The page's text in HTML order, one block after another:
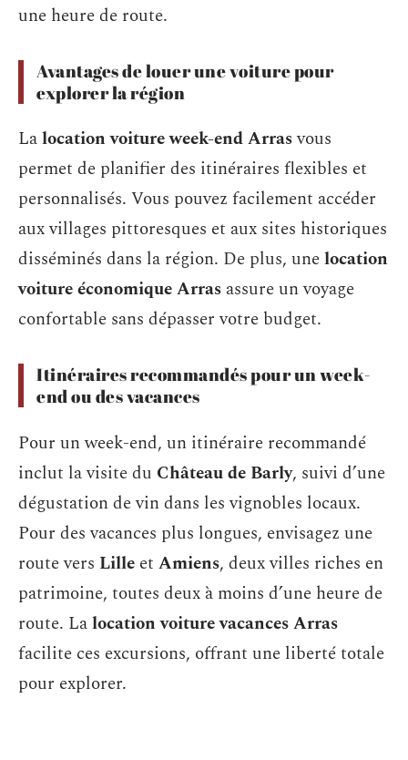
une heure de route.
Avantages de louer une voiture pour
explorer la région
Lalocation voiture week-end Arrasvous
permet de planifier des itinéraires flexibles et
personnalisés. Vous pouvez facilement accéder
aux villages pittoresques et aux sites historiques
disséminés dans la région. De plus, unelocation
voiture économique Arras assure un voyage
confortable sans dépasser votre budget.
Itinéraires recommandés pour un week-
end ou des vacances
Pour un week-end, un itinéraire recommandé
inclut la visite du Château de Barly, suivi d’une
dégustation de vin dans les vignobles locaux.
Pour des vacances plus longues, envisagez une
route vers Lille et Amiens, deux villes riches en
patrimoine, toutes deux à moins d’une heure de
route. Lalocation voiture vacances Arras
facilite ces excursions, offrant une liberté totale
pour explorer.